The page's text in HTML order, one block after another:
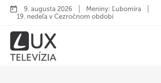
9. augusta 2026
Meniny: Ľubomíra
19. nedeľa v Cezročnom období